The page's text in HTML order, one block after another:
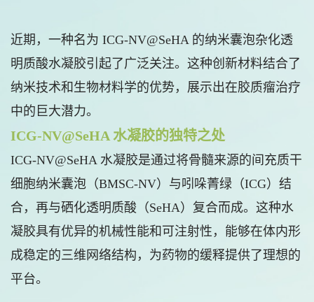
近期，一种名为 ICG-NV@SeHA 的纳米囊泡杂化透
明质酸水凝胶引起了广泛关注。这种创新材料结合了
纳米技术和生物材料学的优势，展示出在胶质瘤治疗
中的巨大潜力。
ICG-NV@SeHA 水凝胶的独特之处
ICG-NV@SeHA 水凝胶是通过将骨髓来源的间充质干
细胞纳米囊泡（BMSC-NV）与吲哚菁绿（ICG）结
合，再与硒化透明质酸（SeHA）复合而成。这种水
凝胶具有优异的机械性能和可注射性，能够在体内形
成稳定的三维网络结构，为药物的缓释提供了理想的
平台。